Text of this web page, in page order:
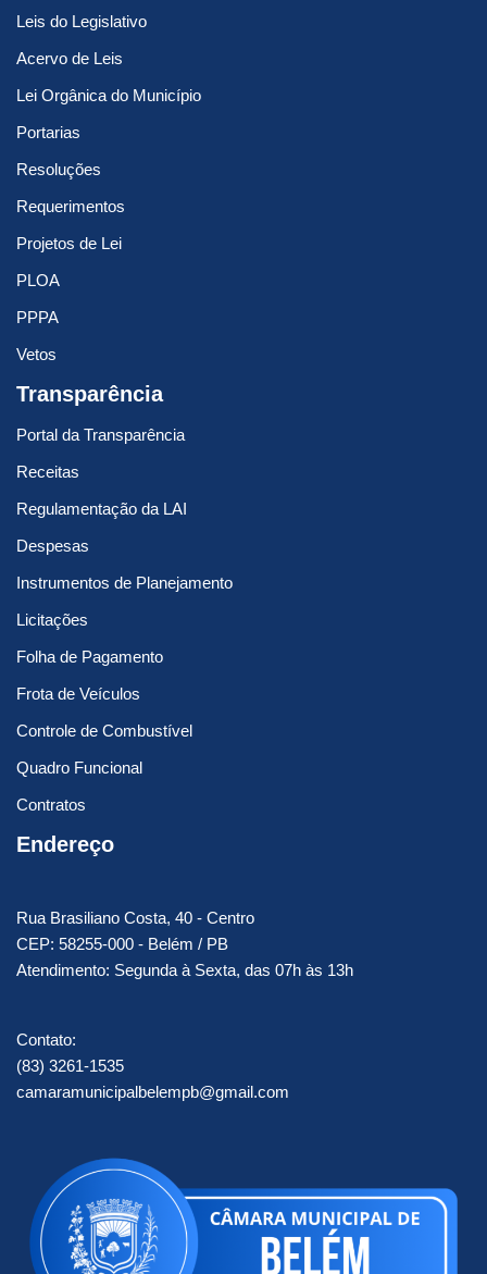
Leis do Legislativo
Acervo de Leis
Lei Orgânica do Município
Portarias
Resoluções
Requerimentos
Projetos de Lei
PLOA
PPPA
Vetos
Transparência
Portal da Transparência
Receitas
Regulamentação da LAI
Despesas
Instrumentos de Planejamento
Licitações
Folha de Pagamento
Frota de Veículos
Controle de Combustível
Quadro Funcional
Contratos
Endereço
Rua Brasiliano Costa, 40 - Centro
CEP: 58255-000 - Belém / PB
Atendimento: Segunda à Sexta, das 07h às 13h
Contato:
(83) 3261-1535
camaramunicipalbelempb@gmail.com